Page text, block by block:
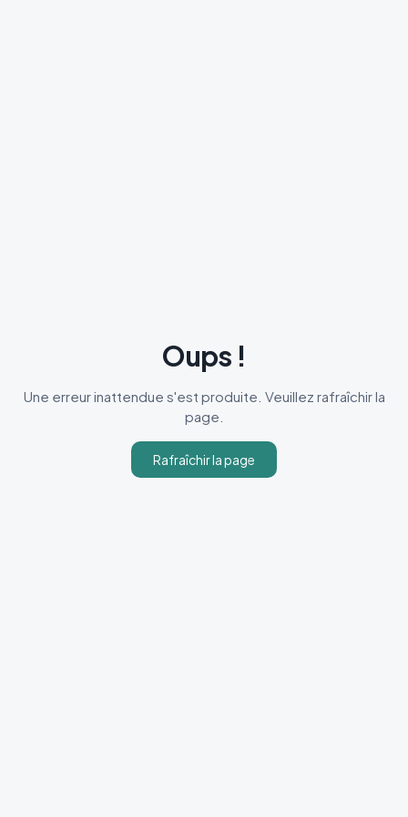
Oups !
Une erreur inattendue s'est produite. Veuillez rafraîchir la
page.
Rafraîchir la page